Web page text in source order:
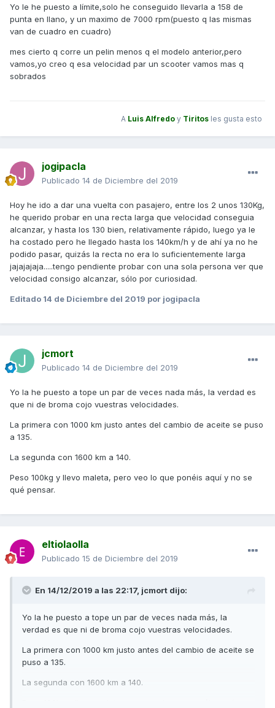
Yo le he puesto a límite,solo he conseguido llevarla a 158 de
punta en llano, y un maximo de 7000 rpm(puesto q las mismas
van de cuadro en cuadro)
mes cierto q corre un pelin menos q el modelo anterior,pero
vamos,yo creo q esa velocidad par un scooter vamos mas q
sobrados
A Luis Alfredo y Tiritos les gusta esto
jogipacla
Publicado 14 de Diciembre del 2019
Hoy he ido a dar una vuelta con pasajero, entre los 2 unos 130Kg,
he querido probar en una recta larga que velocidad conseguia
alcanzar, y hasta los 130 bien, relativamente rápido, luego ya le
ha costado pero he llegado hasta los 140km/h y de ahí ya no he
podido pasar, quizás la recta no era lo suficientemente larga
jajajajaja.....tengo pendiente probar con una sola persona ver que
velocidad consigo alcanzar, sólo por curiosidad.
Editado 14 de Diciembre del 2019 por jogipacla
jcmort
Publicado 14 de Diciembre del 2019
Yo la he puesto a tope un par de veces nada más, la verdad es
que ni de broma cojo vuestras velocidades.
La primera con 1000 km justo antes del cambio de aceite se puso
a 135.
La segunda con 1600 km a 140.
Peso 100kg y llevo maleta, pero veo lo que ponéis aquí y no se
qué pensar.
eltiolaolla
Publicado 15 de Diciembre del 2019
En 14/12/2019 a las 22:17, jcmort dijo:
Yo la he puesto a tope un par de veces nada más, la
verdad es que ni de broma cojo vuestras velocidades.
La primera con 1000 km justo antes del cambio de aceite se
puso a 135.
La segunda con 1600 km a 140.